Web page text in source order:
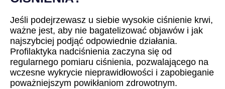
Jeśli podejrzewasz u siebie wysokie ciśnienie krwi,
ważne jest, aby nie bagatelizować objawów i jak
najszybciej podjąć odpowiednie działania.
Profilaktyka nadciśnienia zaczyna się od
regularnego pomiaru ciśnienia, pozwalającego na
wczesne wykrycie nieprawidłowości i zapobieganie
poważniejszym powikłaniom zdrowotnym.